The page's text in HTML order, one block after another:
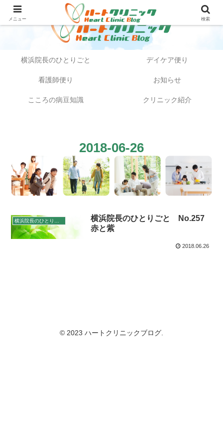
横浜院長のひとりごと デイケア便り
看護師便り お知らせ
こころの病豆知識 クリニック紹介
2018-06-26
横浜院長のひとりごと No.257
赤と紫
2018.06.26
© 2023 ハートクリニックブログ.
メニュー 検索